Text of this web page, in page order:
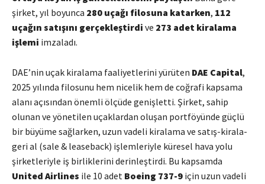
şirket, yıl boyunca 280 uçağı filosuna katarken, 112
uçağın satışını gerçekleştirdi ve 273 adet kiralama
işlemi imzaladı.
DAE’nin uçak kiralama faaliyetlerini yürüten DAE Capital,
2025 yılında filosunu hem nicelik hem de coğrafi kapsama
alanı açısından önemli ölçüde genişletti. Şirket, sahip
olunan ve yönetilen uçaklardan oluşan portföyünde güçlü
bir büyüme sağlarken, uzun vadeli kiralama ve satış-kirala-
geri al (sale & leaseback) işlemleriyle küresel hava yolu
şirketleriyle iş birliklerini derinleştirdi. Bu kapsamda
United Airlines ile 10 adet Boeing 737-9 için uzun vadeli